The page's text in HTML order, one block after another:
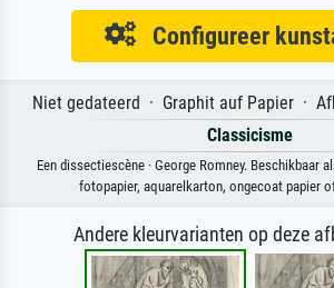
Configureer
Niet gedateerd · Graphit auf Papier ·
Classicisme
Een dissectiescène · George Romney. Beschikbaar
fotopapier, aquarelkarton, ongecoat papier
Andere kleurvarianten op deze